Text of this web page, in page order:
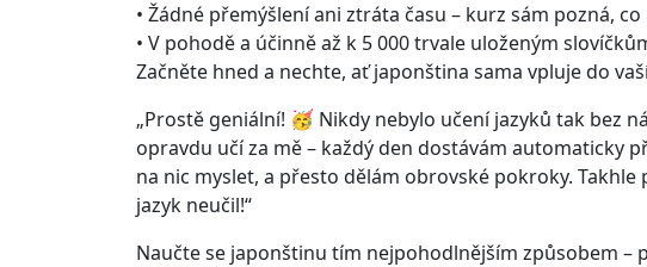
• Žádné přemýšlení ani ztráta času – kurz sám pozná,
• V pohodě a účinně až k 5 000 trvale uloženým
Začněte hned a nechte, ať japonština sama vpluje do
„Prostě geniální! 🥳 Nikdy nebylo učení jazyků tak bez
opravdu učí za mě – každý den dostávám automaticky
na nic myslet, a přesto dělám obrovské pokroky.
jazyk neučil!“
Naučte se japonštinu tím nejpohodlnějším způsobem –